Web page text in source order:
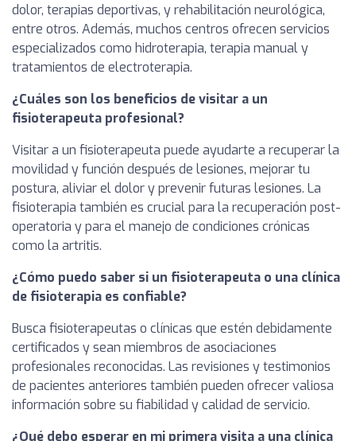
dolor, terapias deportivas, y rehabilitación neurológica,
entre otros. Además, muchos centros ofrecen servicios
especializados como hidroterapia, terapia manual y
tratamientos de electroterapia.
¿Cuáles son los beneficios de visitar a un
fisioterapeuta profesional?
Visitar a un fisioterapeuta puede ayudarte a recuperar la
movilidad y función después de lesiones, mejorar tu
postura, aliviar el dolor y prevenir futuras lesiones. La
fisioterapia también es crucial para la recuperación post-
operatoria y para el manejo de condiciones crónicas
como la artritis.
¿Cómo puedo saber si un fisioterapeuta o una clínica
de fisioterapia es confiable?
Busca fisioterapeutas o clínicas que estén debidamente
certificados y sean miembros de asociaciones
profesionales reconocidas. Las revisiones y testimonios
de pacientes anteriores también pueden ofrecer valiosa
información sobre su fiabilidad y calidad de servicio.
¿Qué debo esperar en mi primera visita a una clínica